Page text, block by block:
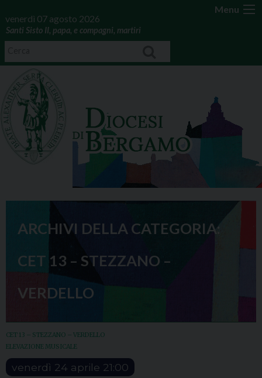
Menu
venerdì 07 agosto 2026
Santi Sisto II, papa, e compagni, martiri
ARCHIVI DELLA CATEGORIA:
CET 13 – STEZZANO –
VERDELLO
CET 13 – STEZZANO – VERDELLO
ELEVAZIONE MUSICALE
venerdì 24 aprile 21:00